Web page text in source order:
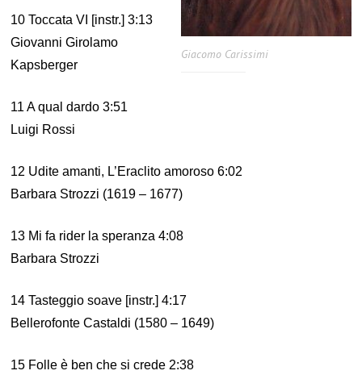
Giacomo Carissimi
10 Toccata VI [instr.] 3:13
Giovanni Girolamo
Kapsberger
11 A qual dardo 3:51
Luigi Rossi
12 Udite amanti, L’Eraclito amoroso 6:02
Barbara Strozzi (1619 – 1677)
13 Mi fa rider la speranza 4:08
Barbara Strozzi
14 Tasteggio soave [instr.] 4:17
Bellerofonte Castaldi (1580 – 1649)
15 Folle è ben che si crede 2:38